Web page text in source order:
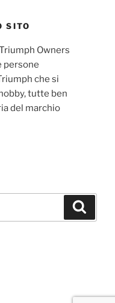
SITO
Owners
persone
che si
tutte ben
del marchio